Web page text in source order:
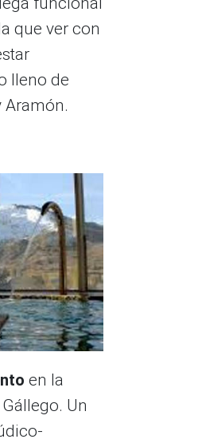
que ver con
lleno de
Aramón.
en la
Un